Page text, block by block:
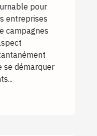
pour
entreprises
campagnes
se démarquer